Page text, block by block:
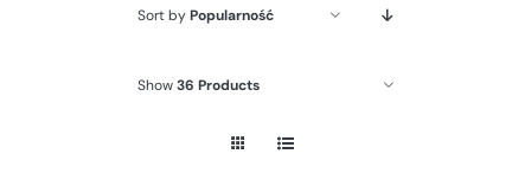
Sort byPopularność
Show36 Products